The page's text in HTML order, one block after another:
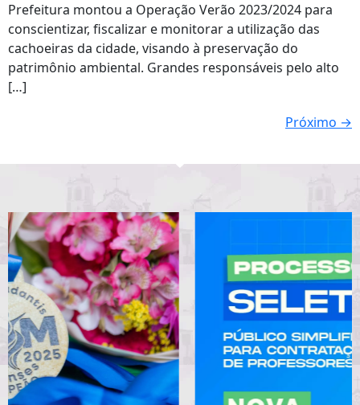
Prefeitura montou a Operação Verão 2023/2024 para
conscientizar, fiscalizar e monitorar a utilização das
cachoeiras da cidade, visando à preservação do
patrimônio ambiental. Grandes responsáveis pelo alto
[…]
Próximo →